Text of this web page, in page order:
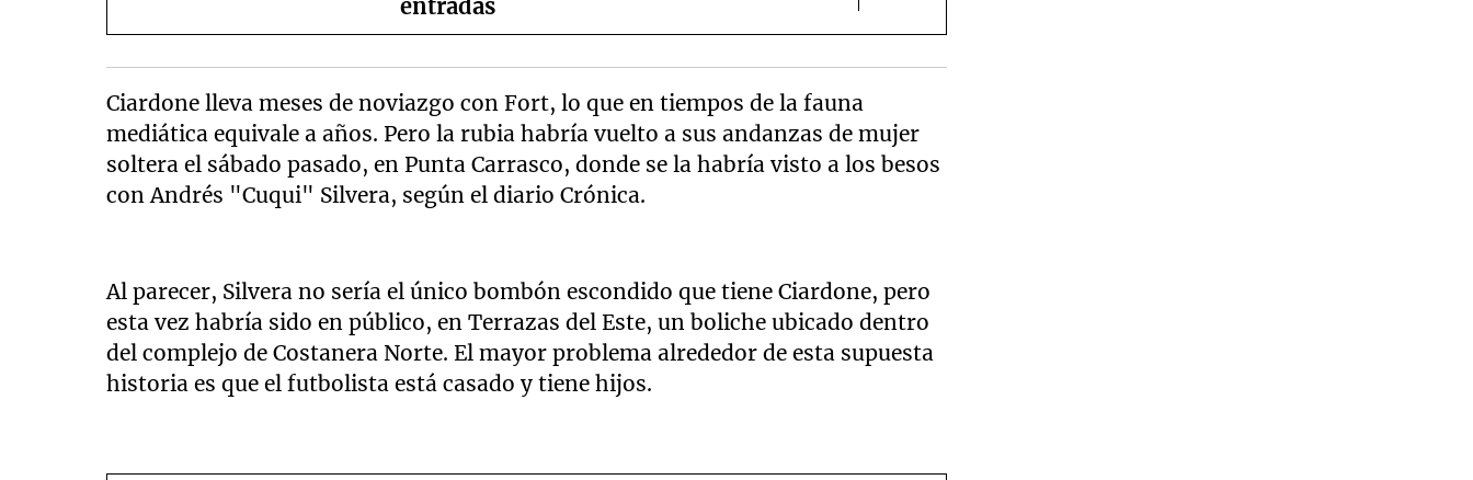
entradas
Ciardone lleva meses de noviazgo con Fort, lo que en tiempos de la fauna
mediática equivale a años. Pero la rubia habría vuelto a sus andanzas de mujer
soltera el sábado pasado, en Punta Carrasco, donde se la habría visto a los besos
con Andrés "Cuqui" Silvera, según el diario Crónica.
Al parecer, Silvera no sería el único bombón escondido que tiene Ciardone, pero
esta vez habría sido en público, en Terrazas del Este, un boliche ubicado dentro
del complejo de Costanera Norte. El mayor problema alrededor de esta supuesta
historia es que el futbolista está casado y tiene hijos.